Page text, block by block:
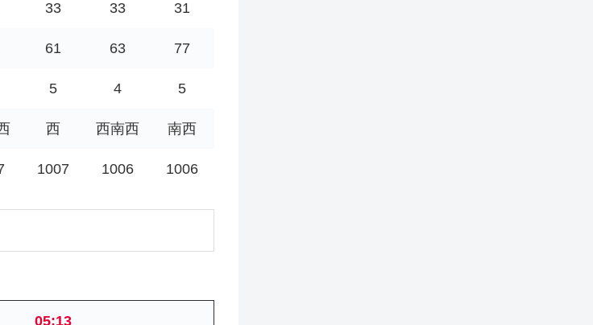
33 33 31
61 63 77
5 4 5
西 西南西 南西
1007 1006 1006
05:13